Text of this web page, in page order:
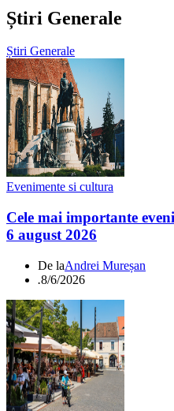
Știri Generale
Știri Generale
Evenimente si cultura
Cele mai importante
6 august 2026
De laAndrei Mureșan
.8/6/2026